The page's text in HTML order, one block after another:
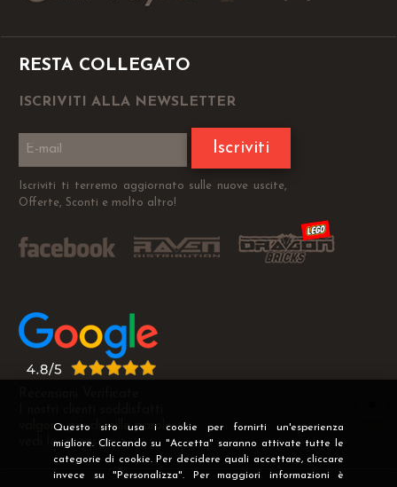
Questo sito usa i cookie per fornirti un'esperienza
migliore. Cliccando su "Accetta" saranno attivate tutte le
categorie di cookie. Per decidere quali accettare, cliccare
invece su "Personalizza". Per maggiori informazioni è
RESTA COLLEGATO
ISCRIVITI ALLA NEWSLETTER
Iscriviti
Iscriviti ti terremo aggiornato sulle nuove uscite,
Offerte, Sconti e molto altro!
valgono più di mille parole
vedi le recensioni >